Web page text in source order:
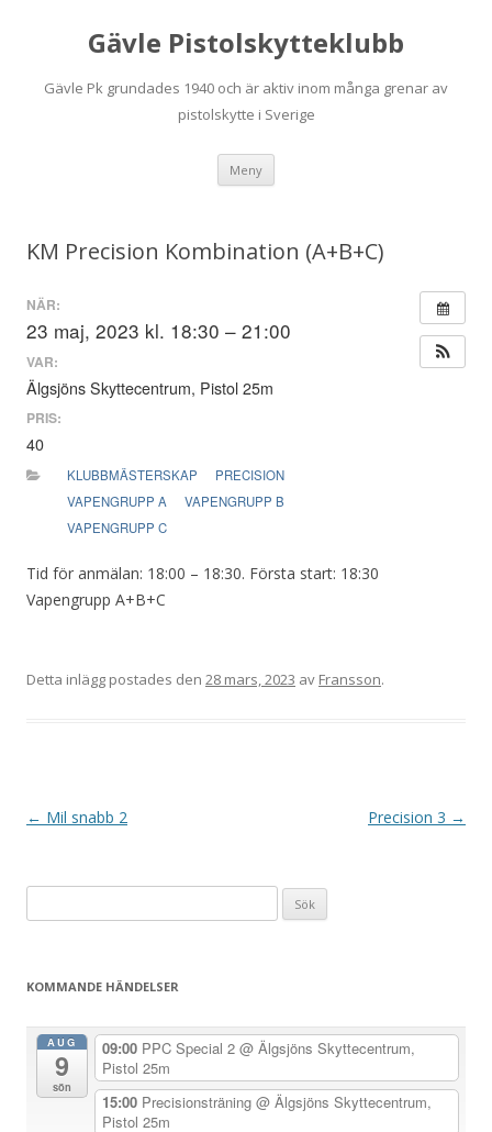
Gävle Pistolskytteklubb
Gävle Pk grundades 1940 och är aktiv inom många grenar av
pistolskytte i Sverige
Meny
KM Precision Kombination (A+B+C)
NÄR:
23 maj, 2023 kl. 18:30 – 21:00
VAR:
Älgsjöns Skyttecentrum, Pistol 25m
PRIS:
40
KLUBBMÄSTERSKAP
PRECISION
VAPENGRUPP A
VAPENGRUPP B
VAPENGRUPP C
Tid för anmälan: 18:00 – 18:30. Första start: 18:30
Vapengrupp A+B+C
Detta inlägg postades den 28 mars, 2023 av Fransson.
I
n
← Mil snabb 2 Precision 3 →
efter:
KOMMANDE HÄNDELSER
AUG
9
sön
09:00 PPC Special 2 @ Älgsjöns Skyttecentrum,
Pistol 25m
15:00 Precisionsträning @ Älgsjöns Skyttecentrum,
Pistol 25m